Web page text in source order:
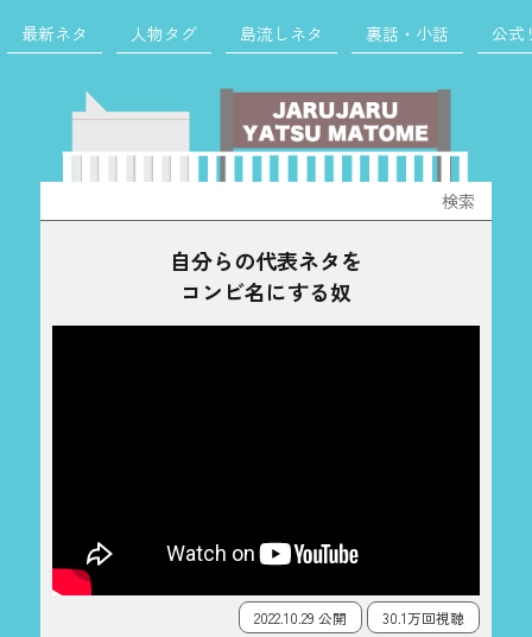
最新ネタ 人物タグ 島流しネタ 裏話・小話 公式
索:
自分らの代表ネタを
コンビ名にする奴
2022.10.29 公開
30.1万回視聴